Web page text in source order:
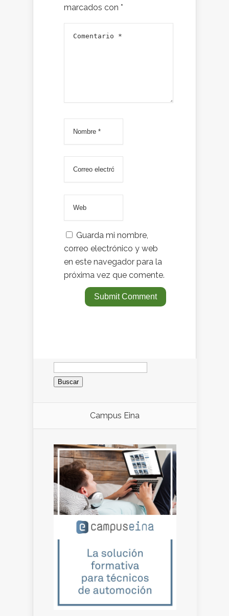
marcados con *
Guarda mi nombre,
correo electrónico y web
en este navegador para la
próxima vez que comente.
Buscar:
Campus Eina